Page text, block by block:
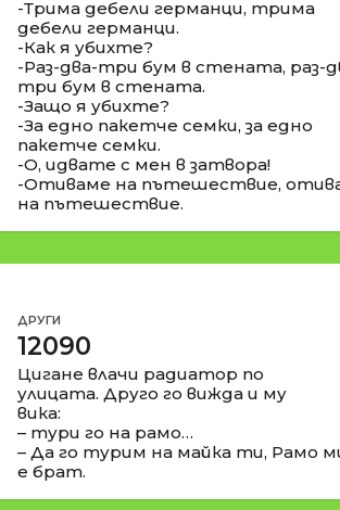
-Трима дебели германци, трима
дебели германци.
-Как я убихте?
-Раз-два-три бум в стената, раз-
три бум в стената.
-Защо я убихте?
-За едно пакетче семки, за едно
пакетче семки.
-О, идвате с мен в затвора!
-Отиваме на пътешествие,
на пътешествие.
ДРУГИ
12090
Цигане влачи радиатор по
улицата. Друго го вижда и му
вика:
– тури го на рамо…
– Да го турим на майка ти, Рамо
е брат.